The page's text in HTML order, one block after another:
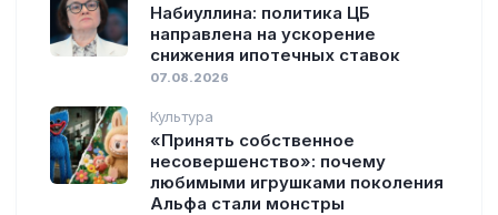
Набиуллина: политика ЦБ
направлена на ускорение
снижения ипотечных ставок
07.08.2026
Культура
«Принять собственное
несовершенство»: почему
любимыми игрушками поколения
Альфа стали монстры